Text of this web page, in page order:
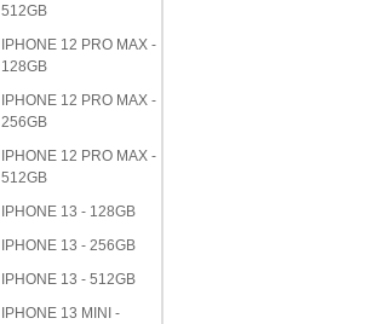
512GB
IPHONE 12 PRO MAX -
128GB
IPHONE 12 PRO MAX -
256GB
IPHONE 12 PRO MAX -
512GB
IPHONE 13 - 128GB
IPHONE 13 - 256GB
IPHONE 13 - 512GB
IPHONE 13 MINI -